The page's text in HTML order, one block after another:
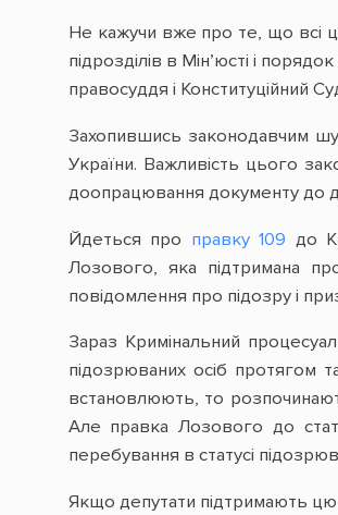
Не кажучи вже про те, що всі
підрозділів в Мін’юсті і
правосуддя і Конституційний
Захопившись законодавчим
України. Важливість цього
доопрацювання документу до
Йдеться про правку 109 до
Лозового, яка підтримана
повідомлення про підозру і
Зараз Кримінальний
підозрюваних осіб протягом
встановлюють, то
Але правка Лозового до
перебування в статусі
Якщо депутати підтримають цю